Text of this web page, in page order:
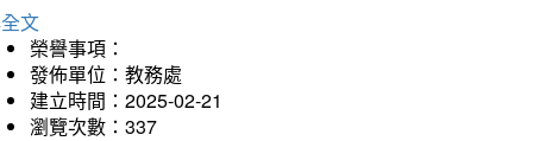
文
榮譽事項：
發佈單位：教務處
建立時間：2025-02-21
瀏覽次數：337